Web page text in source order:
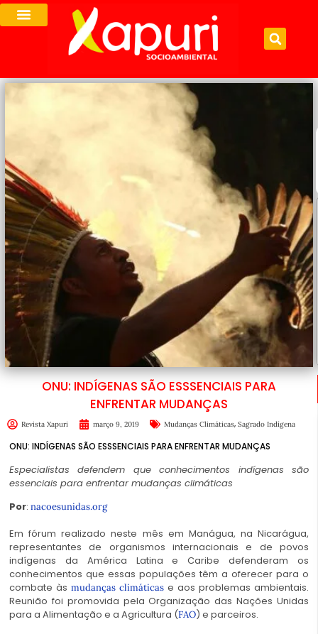
ONU: INDÍGENAS SÃO ESSSENCIAIS PARA
ENFRENTAR MUDANÇAS
Revista Xapuri março 9, 2019 Mudanças Climáticas, Sagrado Indígena
ONU: INDÍGENAS SÃO ESSSENCIAIS PARA ENFRENTAR MUDANÇAS
Especialistas defendem que conhecimentos indígenas são
essenciais para enfrentar mudanças climáticas
Por: nacoesunidas.org
Em fórum realizado neste mês em Manágua, na Nicarágua,
representantes de organismos internacionais e de povos
indígenas da América Latina e Caribe defenderam os
conhecimentos que essas populações têm a oferecer para o
combate às mudanças climáticas e aos problemas ambientais.
Reunião foi promovida pela Organização das Nações Unidas
para a Alimentação e a Agricultura (FAO) e parceiros.